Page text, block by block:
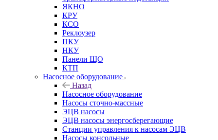
ЯКНО
КРУ
КСО
Реклоузер
ПКУ
НКУ
Панели ЩО
КТП
Насосное оборудование
Назад
Насосное оборудование
Насосы сточно-массные
ЭЦВ насосы
ЭЦВ насосы энергосберегающие
Станции управления к насосам ЭЦВ
Насосы консольные